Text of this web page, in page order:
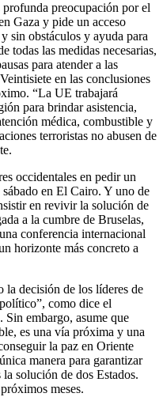
preocupación por el
Gaza y pide un acceso
sin obstáculos y ayuda para
todas las medidas necesarias,
para atender a las
en las conclusiones
“La UE trabajará
para brindar asistencia,
médica, combustible y
terroristas no abusen de
occidentales en pedir un
en El Cairo. Y uno de
en revivir la solución de
a la cumbre de Bruselas,
conferencia internacional
horizonte más concreto a
decisión de los líderes de
como dice el
embargo, asume que
es una vía próxima y una
la paz en Oriente
manera para garantizar
solución de dos Estados.
meses.